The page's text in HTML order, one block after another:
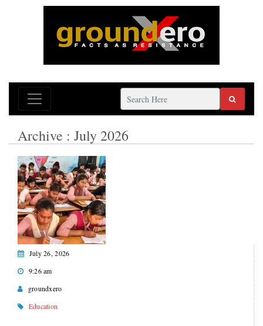
Archive : July 2026
July 26, 2026
9:26 am
groundxero
Education